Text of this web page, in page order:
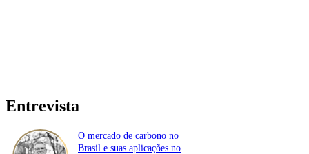
Entrevista
O mercado de carbono no
Brasil e suas aplicações no